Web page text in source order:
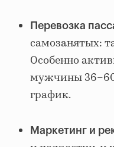
Перевозка
самозанятых:
Особенно
мужчины
график.
Маркетинг и